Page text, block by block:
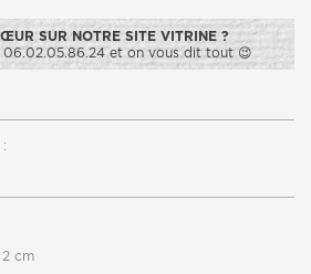
SUR NOTRE SITE VITRINE ?
06.02.05.86.24 et on vous dit tout 😉
cm